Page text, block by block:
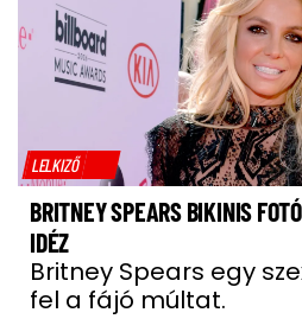
LELKIZŐ
BRITNEY SPEARS BIKINIS
IDÉZ
Britney Spears egy
fel a fájó múltat.